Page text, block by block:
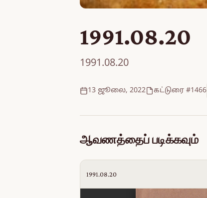
1991.08.20
1991.08.20
13 ஜூலை, 2022 கட்டுரை #1466
ஆவணத்தைப் படிக்கவும்
1991.08.20